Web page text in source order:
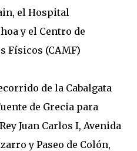
el Hospital
y el Centro de
Físicos (CAMF)
de la Cabalgata
de Grecia para
Juan Carlos I, Avenida
y Paseo de Colón,